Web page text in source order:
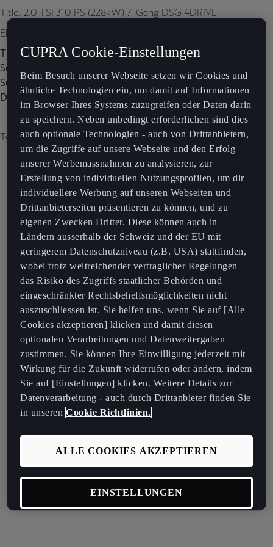
Title: 2.0 TSI 310 PS (228kW) 7-Gang DSG 4DRIVE
Element 1
Title:
Subtitle:
Subtitle 2:
Description:
Type of image: carousel
CUPRA Cookie-Einstellungen
Beim Besuch unserer Webseite setzen wir Cookies und
ähnliche Technologien ein, um damit auf Informationen
im Browser Ihres Systems zuzugreifen oder Daten darin
zu speichern. Neben unbedingt erforderlichen sind dies
auch optionale Technologien - auch von Drittanbietern,
um die Zugriffe auf unsere Webseite und den Erfolg
unserer Werbemassnahmen zu analysieren, zur
Erstellung von individuellen Nutzungsprofilen, um dir
individuellere Werbung auf unseren Webseiten und
Drittanbieterseiten präsentieren zu können, und zu
eigenen Zwecken Dritter. Diese können auch in
Ländern ausserhalb der Schweiz und der EU mit
geringerem Datenschutzniveau (z.B. USA) stattfinden,
wobei trotz weitreichender vertraglicher Regelungen
das Risiko des Zugriffs staatlicher Behörden und
eingeschränkter Rechtsbehelfsmöglichkeiten nicht
auszuschliessen ist. Sie helfen uns, wenn Sie auf [Alle
Cookies akzeptieren] klicken und damit diesen
optionalen Verarbeitungen und Datenweitergaben
zustimmen. Sie können Ihre Einwilligung jederzeit mit
Wirkung für die Zukunft widerrufen oder ändern, indem
Sie auf [Einstellungen] klicken. Weitere Details zur
Datenverarbeitung - auch durch Drittanbieter finden Sie
in unseren Cookie Richtlinien.
ALLE COOKIES AKZEPTIEREN
EINSTELLUNGEN